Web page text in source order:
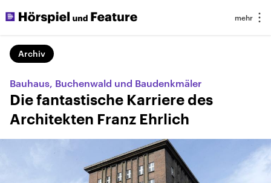
Archiv
Bauhaus, Buchenwald und Baudenkmäler
Die fantastische Karriere des
Architekten Franz Ehrlich